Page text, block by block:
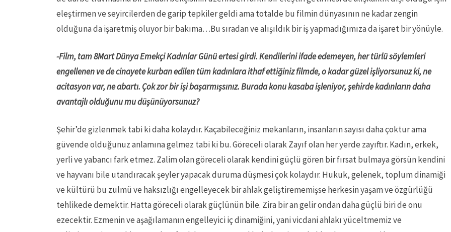
eleştirmen ve seyircilerden de garip tepkiler geldi ama totalde bu filmin dünyasının ne kadar zengin
olduğuna da işaretmiş oluyor bir bakıma…Bu sıradan ve alışıldık bir iş yapmadığımıza da işaret bir yönüyle.
-Film, tam 8Mart Dünya Emekçi Kadınlar Günü ertesi girdi. Kendilerini ifade edemeyen, her türlü söylemleri
engellenen ve de cinayete kurban edilen tüm kadınlara ithaf ettiğiniz filmde, o kadar güzel işliyorsunuz ki, ne
acitasyon var, ne abartı. Çok zor bir işi başarmışsınız. Burada konu kasaba işleniyor, şehirde kadınların daha
avantajlı olduğunu mu düşünüyorsunuz?
Şehir’de gizlenmek tabi ki daha kolaydır. Kaçabileceğiniz mekanların, insanların sayısı daha çoktur ama
güvende olduğunuz anlamına gelmez tabi ki bu. Göreceli olarak Zayıf olan her yerde zayıftır. Kadın, erkek,
yerli ve yabancı fark etmez. Zalim olan göreceli olarak kendini güçlü gören bir fırsat bulmaya görsün kendini
ve hayvanı bile utandıracak şeyler yapacak duruma düşmesi çok kolaydır. Hukuk, gelenek, toplum dinamiği
ve kültürü bu zulmü ve haksızlığı engelleyecek bir ahlak geliştirememişse herkesin yaşam ve özgürlüğü
tehlikede demektir. Hatta göreceli olarak güçlünün bile. Zira bir an gelir ondan daha güçlü biri de onu
ezecektir. Ezmenin ve aşağılamanın engelleyici iç dinamiğini, yani vicdani ahlakı yüceltmemiz ve